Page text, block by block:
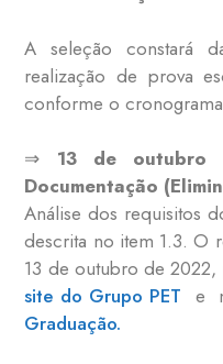
A seleção constará
realização de prova
conforme o
⇒ 13 de
Documentação
Análise dos requisitos
descrita no item 1.3. O
13 de outubro de
site do Grupo PET e
Graduação.